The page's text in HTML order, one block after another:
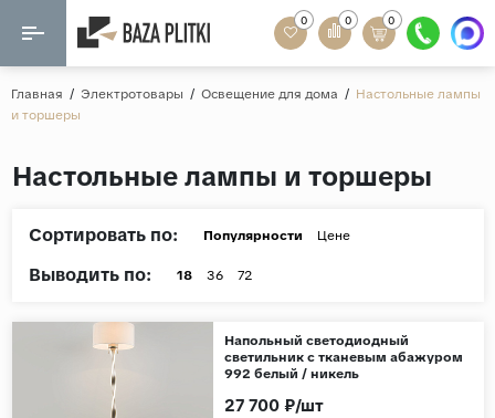
Назад Назад
60x120
57x57
90x180
Керамическая плитка
Мозаика
Кварц-винил
Розетки и освещение
0 0 0
Главная / Электротовары / Освещение для дома / Настольные лампы
и торшеры
Настольные лампы и торшеры
Сортировать по: Популярности Цене
Выводить по: 18 36 72
Напольный светодиодный
светильник с тканевым абажуром
992 белый / никель
27 700 ₽/шт